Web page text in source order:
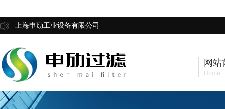
上海申劢工业设备有限公司
网站
Home